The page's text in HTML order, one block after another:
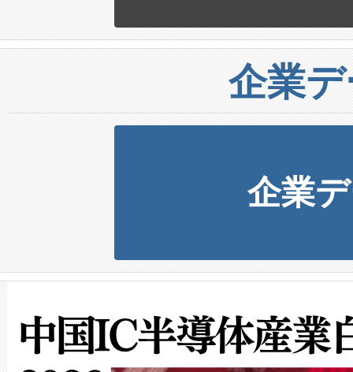
企業
企業